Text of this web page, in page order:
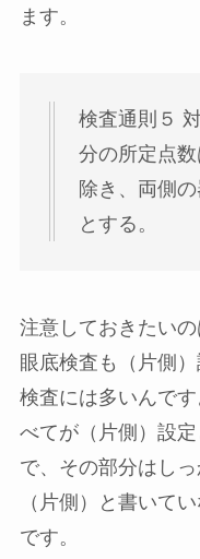
ます。
検査通則５
分の所定点
除き、両側
とする。
注意しておきたい
眼底検査も（片側
検査には多いんで
べてが（片側）設
で、その部分はし
（片側）と書いて
です。